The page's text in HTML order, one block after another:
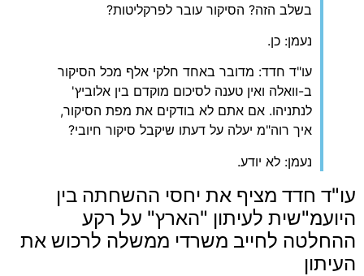
בשלב הזה? הסיקור עובר לפרקליטות?
נעמן: כן.
עו"ד חדד: מדובר באחד חלקי אלף מכל הסיקור
ב-וואלה ואין טענה לסיכום מוקדם בין אלוביץ'
לנתניהו. אם אתם לא בודקים את מפת הסיקור,
איך רוה"מ יעלה על דעתו שיקבל סיקור חיובי?
נעמן: לא יודע.
עו"ד חדד מציף את יחסי ההשחתה בין
היועמ"שית לעיתון "הארץ" על רקע
ההחלטה לחייב משרדי ממשלה לרכוש את
העיתון